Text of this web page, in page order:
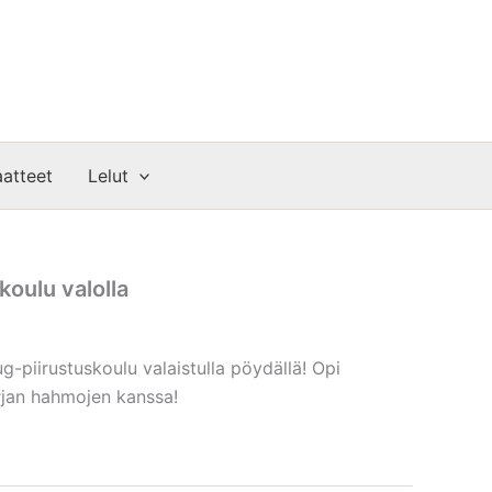
Lelut
valolla
piirustuskoulu valaistulla pöydällä! Opi
hahmojen kanssa!